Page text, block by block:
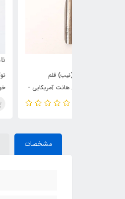
نوک فلزی (نیب) قلم
خوشنویسی گوتیک 5mm
مشخصات